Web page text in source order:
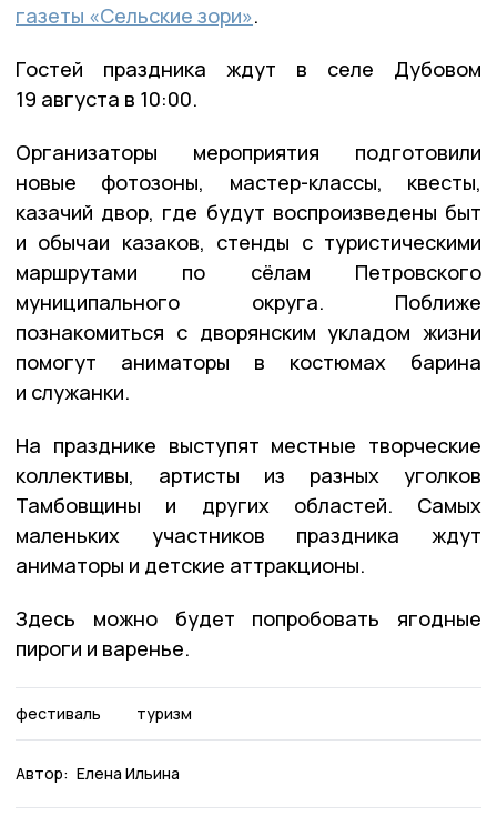
газеты «Сельские зори».
Гостей праздника ждут в селе Дубовом
19 августа в 10:00.
Организаторы мероприятия подготовили
новые фотозоны, мастер-классы, квесты,
казачий двор, где будут воспроизведены быт
и обычаи казаков, стенды с туристическими
маршрутами по сёлам Петровского
муниципального округа. Поближе
познакомиться с дворянским укладом жизни
помогут аниматоры в костюмах барина
и служанки.
На празднике выступят местные творческие
коллективы, артисты из разных уголков
Тамбовщины и других областей. Самых
маленьких участников праздника ждут
аниматоры и детские аттракционы.
Здесь можно будет попробовать ягодные
пироги и варенье.
фестиваль туризм
Автор: Елена Ильина